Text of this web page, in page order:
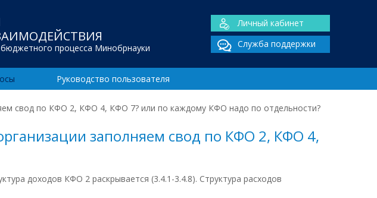
процесса Минобрнауки
Личный кабинет
Служба поддержки
Руководство пользователя
свод по КФО 2, КФО 4, КФО 7? или по каждому КФО надо по отдельности?
заполняем свод по КФО 2, КФО 4,
доходов КФО 2 раскрывается (3.4.1-3.4.8). Структура расходов